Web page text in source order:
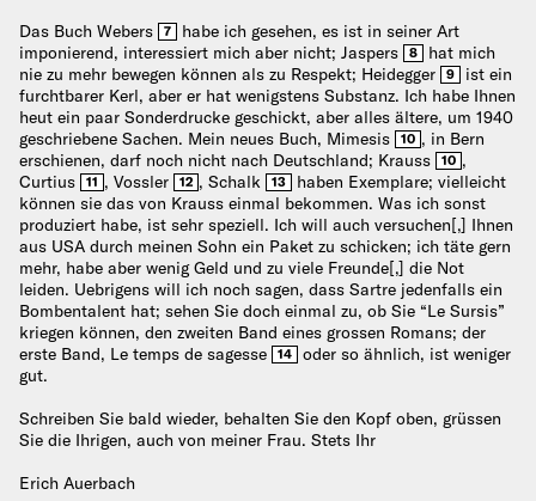
Das Buch Webers 7
habe ich gesehen, es ist in seiner Art
imponierend, interessiert mich aber nicht; Jaspers
8
hat mich
nie zu mehr bewegen können als zu Respekt; Heidegger
9
ist ein
furchtbarer Kerl, aber er hat wenigstens Substanz. Ich habe Ihnen
heut ein paar Sonderdrucke geschickt, aber alles ältere, um 1940
geschriebene Sachen. Mein neues Buch, Mimesis
10 , in Bern
erschienen, darf noch nicht nach Deutschland; Krauss
10 ,
Curtius
11 , Vossler 12 , Schalk 13
haben Exemplare; vielleicht
können sie das von Krauss einmal bekommen. Was ich sonst
produziert habe, ist sehr speziell. Ich will auch versuchen[,] Ihnen
aus USA durch meinen Sohn ein Paket zu schicken; ich täte gern
mehr, habe aber wenig Geld und zu viele Freunde[,] die Not
leiden. Uebrigens will ich noch sagen, dass Sartre jedenfalls ein
Bombentalent hat; sehen Sie doch einmal zu, ob Sie “Le Sursis”
kriegen können, den zweiten Band eines grossen Romans; der
erste Band, Le temps de sagesse
14
oder so ähnlich, ist weniger
gut.
Schreiben Sie bald wieder, behalten Sie den Kopf oben, grüssen
Sie die Ihrigen, auch von meiner Frau. Stets Ihr
Erich Auerbach